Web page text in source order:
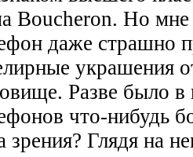
Boucheron. Но мне
даже страшно
украшения
Разве было в
что-нибудь
зрения? Глядя на